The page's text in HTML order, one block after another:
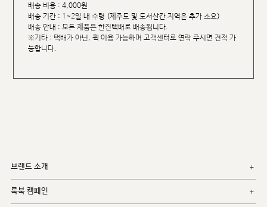
배송 비용 : 4,000원
배송 기간 : 1~2일 내 수령 (제주도 및 도서산간 지역은 추가 소요)
배송 안내 : 모든 제품은 한진택배로 배송됩니다.
※기타 : 택배가 아닌, 퀵 이용 가능하며 고객센터로 연락 주시면 견적 가
능합니다.
브랜드 소개
룩북 캠페인